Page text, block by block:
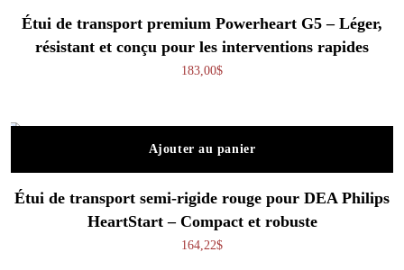
Étui de transport premium Powerheart G5 – Léger,
résistant et conçu pour les interventions rapides
183,00$
Ajouter au panier
Étui de transport semi-rigide rouge pour DEA Philips
HeartStart – Compact et robuste
164,22$